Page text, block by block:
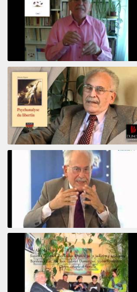
Votre maison vous révèle
Psychanalyse du libertin
Le pervers narcissique et son complice